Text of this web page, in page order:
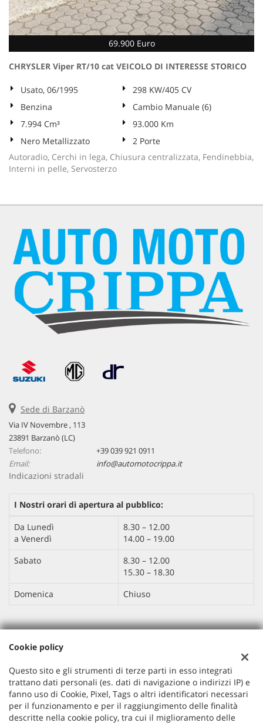
69.900 Euro
CHRYSLER Viper RT/10 cat VEICOLO DI INTERESSE STORICO
Usato, 06/1995
298 KW/405 CV
Benzina
Cambio Manuale (6)
7.994 Cm³
93.000 Km
Nero Metallizzato
2 Porte
Autoradio, Cerchi in lega, Chiusura centralizzata, Fendinebbia,
Interni in pelle, Servosterzo
Sede di Barzanò
Via IV Novembre , 113
23891 Barzanò (LC)
Telefono:
+39 039 921 0911
Email:
info@automotocrippa.it
Indicazioni stradali
I Nostri orari di apertura al pubblico:
Da Lunedì
a Venerdì
8.30 – 12.00
14.00 – 19.00
Sabato
8.30 – 12.00
15.30 – 18.30
Domenica
Chiuso
Dati fiscali:
AUTO MOTO CRIPPA SRL
Via IV Novembre , 113, Barzanò (LC)
C.F/P.IVA: 04263470132
Registro delle imprese: LC
Capitale sociale: €10.000,00 i.v.
Cookie policy
Questo sito e gli strumenti di terze parti in esso integrati
trattano dati personali (es. dati di navigazione o indirizzi IP) e
fanno uso di Cookie, Pixel, Tags o altri identificatori necessari
per il funzionamento e per il raggiungimento delle finalità
descritte nella cookie policy, tra cui il miglioramento delle